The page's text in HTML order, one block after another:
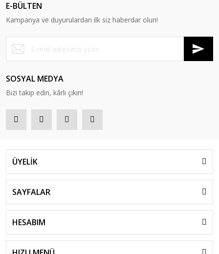
E-BÜLTEN
Kampanya ve duyurulardan ilk siz haberdar olun!
SOSYAL MEDYA
Bizi takip edin, kârlı çıkın!
ÜYELİK
SAYFALAR
HESABIM